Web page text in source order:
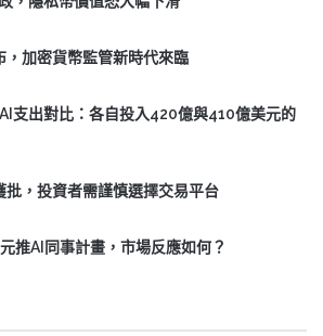
，加密貨幣監管新時代來臨
支出對比：各自投入420億與410億美元的
批，投資者需謹慎選擇交易平台
推AI同事計畫，市場反應如何？